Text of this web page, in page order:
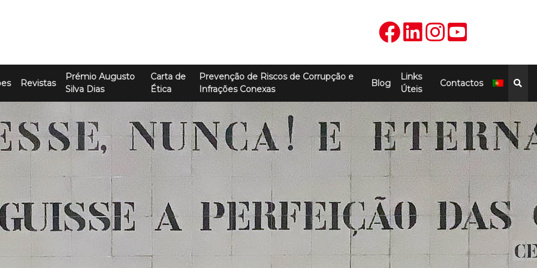
Revistas
Prémio Augusto
Silva Dias
Carta de
Ética
Prevenção de Riscos de Corrupção e
Infrações Conexas
Blog
Links
Úteis
Contactos